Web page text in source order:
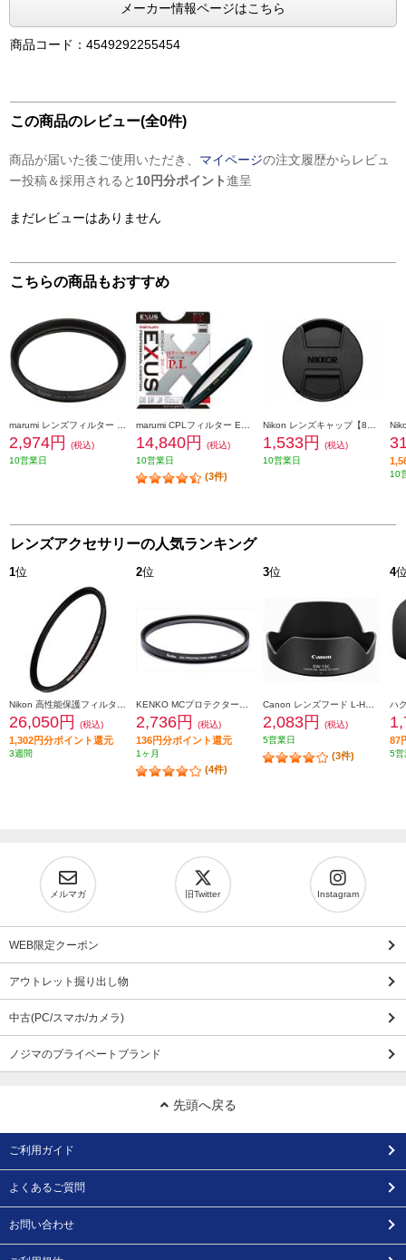
メーカー情報ページはこちら
商品コード：4549292255454
この商品のレビュー(全0件)
商品が届いた後ご使用いただき、 マイページの注文履歴からレビュ
ー投稿＆採用されると 10円分ポイント進呈
まだレビューはありません
こちらの商品もおすすめ
2,974円
(税込)
10営業日
14,840円
(税込)
10営業日
(3件)
1,533円
(税込)
10営業日
10
レンズアクセサリーの人気ランキング
1位
26,050円 (税込)
1,302円分ポイント還元
3週間
2位
2,736円 (税込)
136円分ポイント還元
1ヶ月
(4件)
3位
2,083円
(税込)
5営業日
(3件)
4
87
5営
メルマガ 旧Twitter Instagram
WEB限定クーポン
アウトレット掘り出し物
中古(PC/スマホ/カメラ)
ノジマのプライベートブランド
先頭へ戻る
ご利用ガイド
よくあるご質問
お問い合わせ